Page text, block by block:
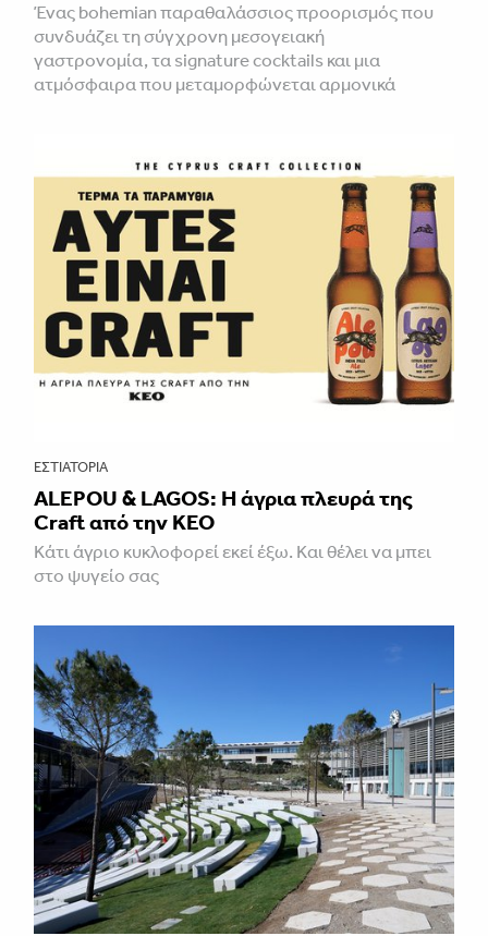
Ένας bohemian παραθαλάσσιος προορισμός που
συνδυάζει τη σύγχρονη μεσογειακή
γαστρονομία, τα signature cocktails και μια
ατμόσφαιρα που μεταμορφώνεται αρμονικά
ΕΣΤΙΑΤΌΡΙΑ
ALEPOU & LAGOS: Η άγρια πλευρά της
Craft από την ΚΕΟ
Κάτι άγριο κυκλοφορεί εκεί έξω. Και θέλει να μπει
στο ψυγείο σας